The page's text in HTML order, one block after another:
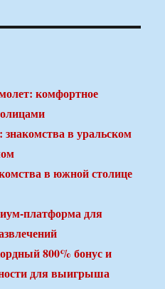
комфортное
в уральском
в южной столице
платформа для
800% бонус и
для выигрыша